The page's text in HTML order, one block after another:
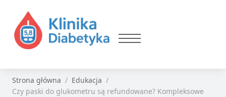
Strona główna
Edukacja
Czy paski do glukometru są refundowane? Kompleksowe